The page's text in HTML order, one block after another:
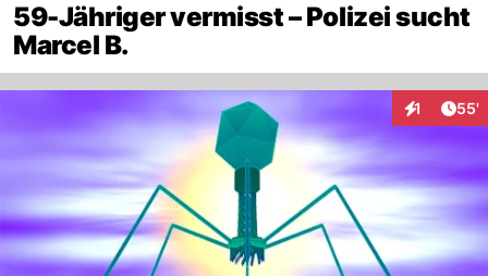
59-Jähriger vermisst – Polizei sucht
Marcel B.
1 55'